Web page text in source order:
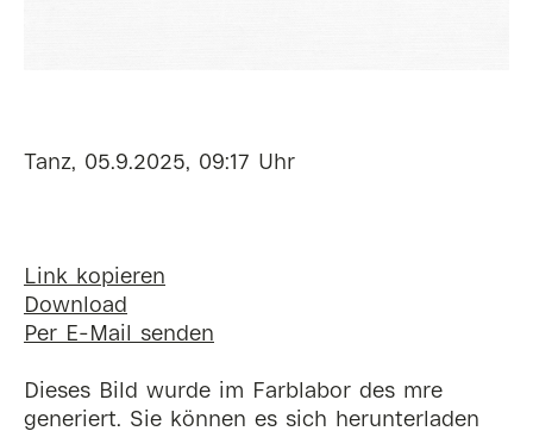
Tanz, 05.9.2025, 09:17 Uhr
Link kopieren
Download
Per E-Mail senden
Dieses Bild wurde im Farblabor des mre
generiert. Sie können es sich herunterladen